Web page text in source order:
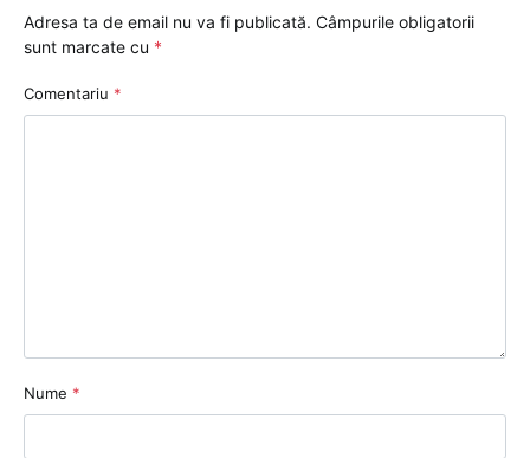
Adresa ta de email nu va fi publicată. Câmpurile obligatorii
sunt marcate cu *
Comentariu *
Nume *